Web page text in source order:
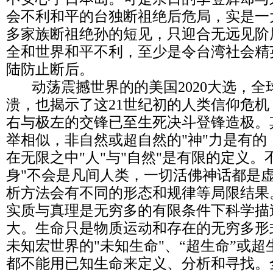
会不利和平的台独断祖绝后危局，实是
多家族断祖绝孙的短见，只迎合无远见
全和世界和平不利，至少是令台湾社会
陆防止断后。
动荡震撼世界的的美国2020大选，全
溃，也揭示了这21世纪初的人类信仰危
右与极左的交锋已至生死决斗登锋造极
举相似，非自然或超自然的"神"力是有的
在无限之中"人"与"自然"是有限的定义。
身"不会是凡间人类，一切活佛神话都是
析方法会有不同的形态和规律等局限结
实质与真理是无穷多的有限条件下科学
大。生命只是物质运动和存在的无穷多
未知宏世界的"未知生命"、“超生命”或超
都不能用已知生命来定义、分析和寻找